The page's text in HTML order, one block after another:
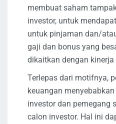
membuat saham
investor, untuk
untuk pinjaman dan/
gaji dan bonus yang
dikaitkan dengan kinerja
Terlepas dari motifnya,
keuangan
investor dan pemegang
calon investor. Hal ini